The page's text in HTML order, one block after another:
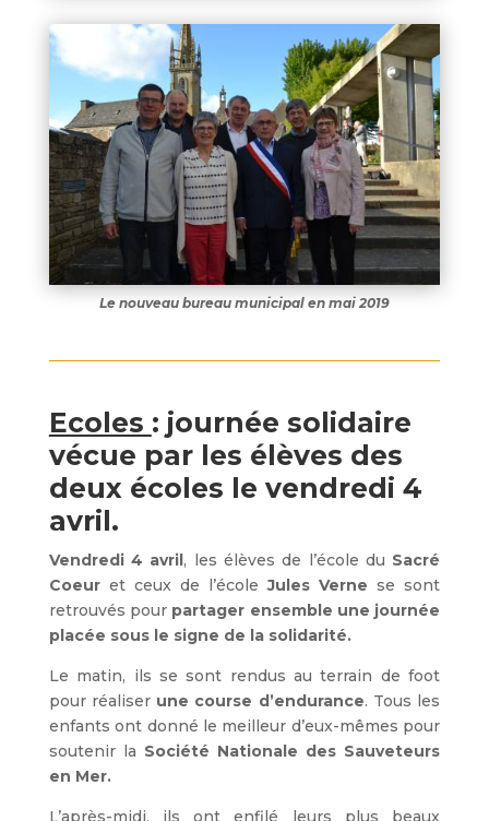
Le nouveau bureau municipal en mai 2019
Ecoles : journée solidaire
vécue par les élèves des
deux écoles le vendredi 4
avril.
Vendredi 4 avril, les élèves de l’école du Sacré
Coeuret ceux de l’écoleJules Verne se sont
retrouvés pour partager ensemble une journée
placée sous le signe de la solidarité.
Le matin, ils se sont rendus au terrain de foot
pour réaliser une course d’endurance. Tous les
enfants ont donné le meilleur d’eux-mêmes pour
soutenir la Société Nationale des Sauveteurs
en Mer.
L’après-midi, ils ont enfilé leurs plus beaux